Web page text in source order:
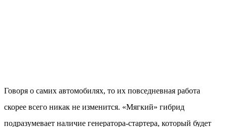
Говоря о самих автомобилях, то их повседневная работа
скорее всего никак не изменится. «Мягкий» гибрид
подразумевает наличие генератора-стартера, который будет